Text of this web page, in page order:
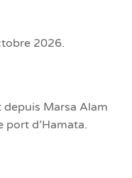
2026.
depuis Marsa Alam
d’Hamata.